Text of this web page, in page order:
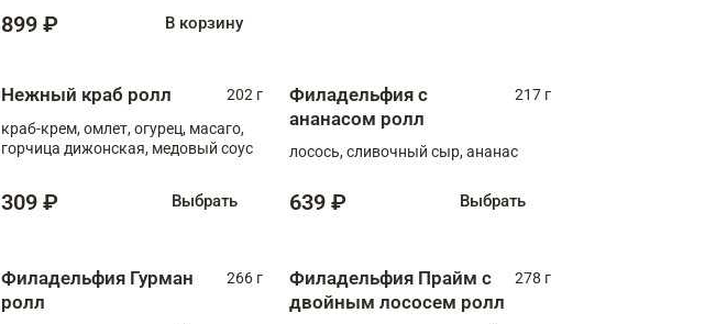
899 ₽ В корзину
Нежный краб ролл
202 г
краб-крем, омлет, огурец, масаго,
горчица дижонская, медовый соус
309 ₽ Выбрать
Филадельфия с
ананасом ролл
217 г
лосось, сливочный сыр, ананас
639 ₽ Выбрать
Филадельфия Гурман
ролл
266 г
Филадельфия Прайм с
двойным лососем ролл
278 г